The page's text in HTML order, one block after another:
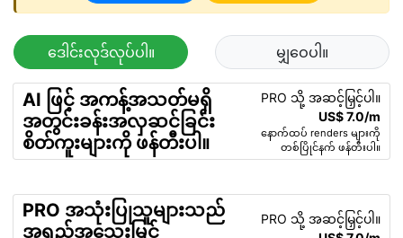
ဒေါင်းလုဒ်လုပ်ပါ။ မျှဝေပါ။
AI ဖြင့် အကန့်အသတ်မရှိ
အတွင်းခန်းအလှဆင်ခြင်း
စိတ်ကူးများကို ဖန်တီးပါ။
PRO သို့ အဆင့်မြှင့်ပါ။
US$ 7.0/m
နောက်ထပ် renders များကို
တစ်ပြိုင်နက် ဖန်တီးပါ။
PRO အသုံးပြုသူများသည်
အရည်အသွေးမြင့်
PRO သို့ အဆင့်မြှင့်ပါ။